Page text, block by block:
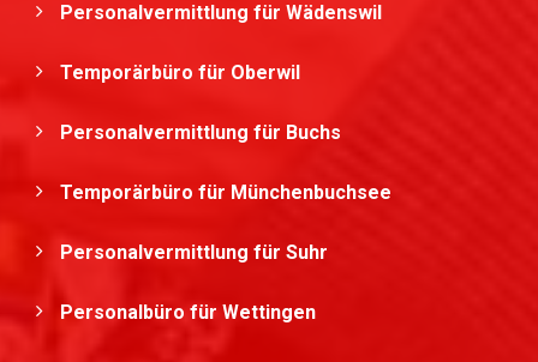
Personalvermittlung für Wädenswil
Temporärbüro für Oberwil
Personalvermittlung für Buchs
Temporärbüro für Münchenbuchsee
Personalvermittlung für Suhr
Personalbüro für Wettingen